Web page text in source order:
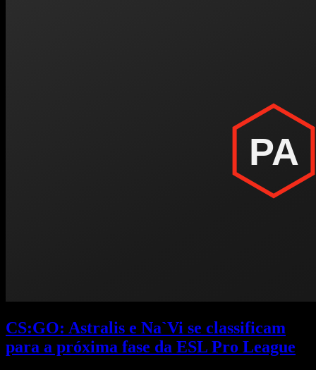
CS:GO: Astralis e Na`Vi se classificam
para a próxima fase da ESL Pro League